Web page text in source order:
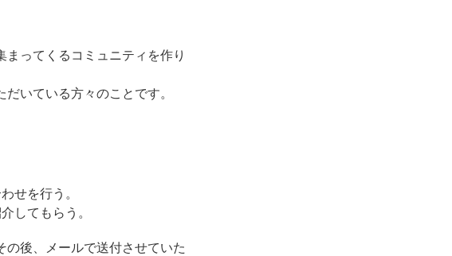
ってくるコミュニティを作り
いている方々のことです。
せを行う。
してもらう。
の後、メールで送付させていた